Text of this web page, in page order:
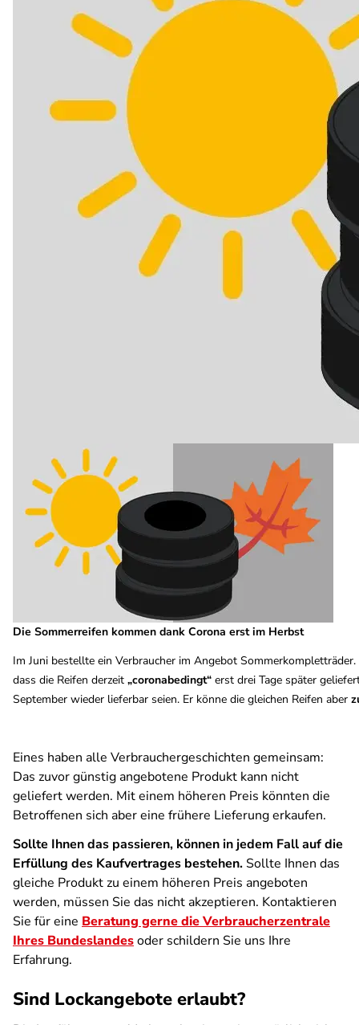
Die Sommerreifen kommen dank Corona erst im Herbst
Im Juni bestellte ein Verbraucher im Angebot
dass die Reifen derzeit „coronabedingt“ erst drei Tage später
September wieder lieferbar seien. Er könne die gleichen Reifen aber
Eines haben alle Verbrauchergeschichten gemeinsam:
Das zuvor günstig angebotene Produkt kann nicht
geliefert werden. Mit einem höheren Preis könnten die
Betroffenen sich aber eine frühere Lieferung erkaufen.
Sollte Ihnen das passieren, können in jedem Fall auf die
Erfüllung des Kaufvertrages bestehen. Sollte Ihnen das
gleiche Produkt zu einem höheren Preis angeboten
werden, müssen Sie das nicht akzeptieren. Kontaktieren
Sie für eine Beratung gerne die Verbraucherzentrale
Ihres Bundeslandesoder schildern Sie uns Ihre
Erfahrung.
Sind Lockangebote erlaubt?